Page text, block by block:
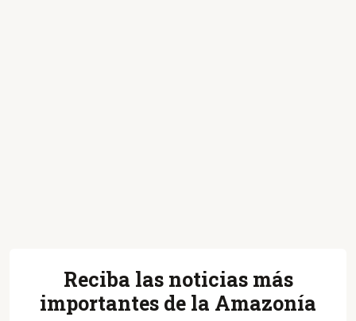
Reciba las noticias más
importantes de la Amazonía